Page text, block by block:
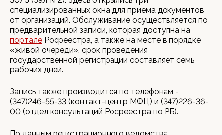
специализированных окна для приема документов
от организаций. Обслуживание осуществляется по
предварительной записи, которая доступна на
портале Росреестра, а также на месте в порядке
«живой очереди», срок проведения
государственной регистрации составляет семь
рабочих дней.
Запись также производится по телефонам -
(347)246-55-33 (контакт-центр МФЦ) и (347)226-36-
00 (отдел консультаций Росреестра по РБ).